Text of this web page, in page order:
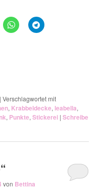
|Verschlagwortet mit
, Krabbeldecke, leabella,
, Punkte,Stickerei |Schreibe
von Bettina